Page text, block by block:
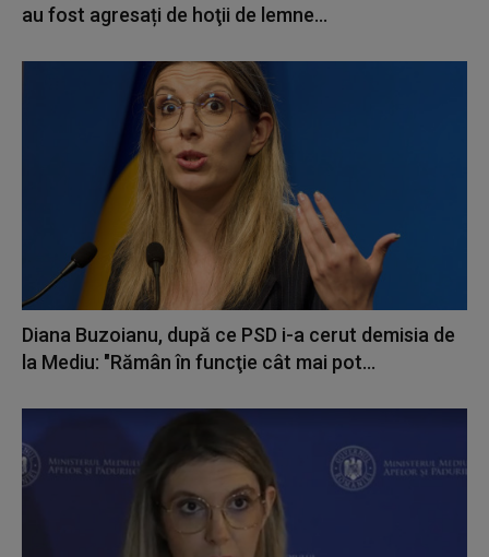
au fost agresați de hoţii de lemne...
Diana Buzoianu, după ce PSD i-a cerut demisia de
la Mediu: "Rămân în funcţie cât mai pot...